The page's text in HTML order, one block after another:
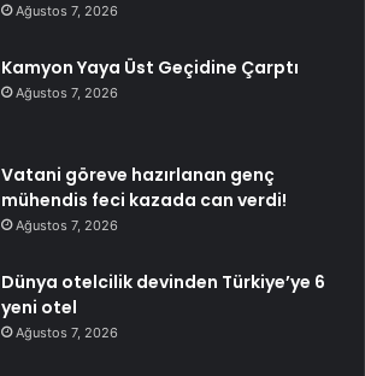
Ağustos 7, 2026
Kamyon Yaya Üst Geçidine Çarptı
Ağustos 7, 2026
Vatani göreve hazırlanan genç
mühendis feci kazada can verdi!
Ağustos 7, 2026
Dünya otelcilik devinden Türkiye’ye 6
yeni otel
Ağustos 7, 2026